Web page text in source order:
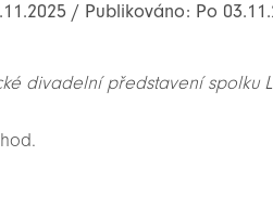
/ Publikováno: Po
divadelní představení spolku